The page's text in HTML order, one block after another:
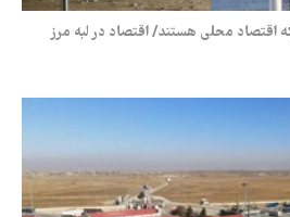
اقتصاد محلی هستند/ اقتصاد در لبه مرز